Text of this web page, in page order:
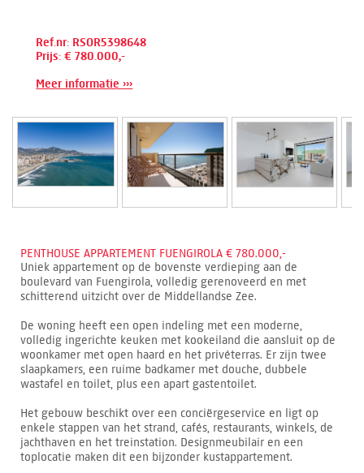
Ref.nr: RSOR5398648
Prijs: € 780.000,-
Meer informatie ›››
PENTHOUSE APPARTEMENT FUENGIROLA € 780.000,-
Uniek appartement op de bovenste verdieping aan de
boulevard van Fuengirola, volledig gerenoveerd en met
schitterend uitzicht over de Middellandse Zee.
De woning heeft een open indeling met een moderne,
volledig ingerichte keuken met kookeiland die aansluit op de
woonkamer met open haard en het privéterras. Er zijn twee
slaapkamers, een ruime badkamer met douche, dubbele
wastafel en toilet, plus een apart gastentoilet.
Het gebouw beschikt over een conciërgeservice en ligt op
enkele stappen van het strand, cafés, restaurants, winkels, de
jachthaven en het treinstation. Designmeubilair en een
toplocatie maken dit een bijzonder kustappartement.